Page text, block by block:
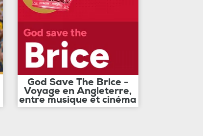
God Save The Brice -
Voyage en Angleterre,
entre musique et cinéma